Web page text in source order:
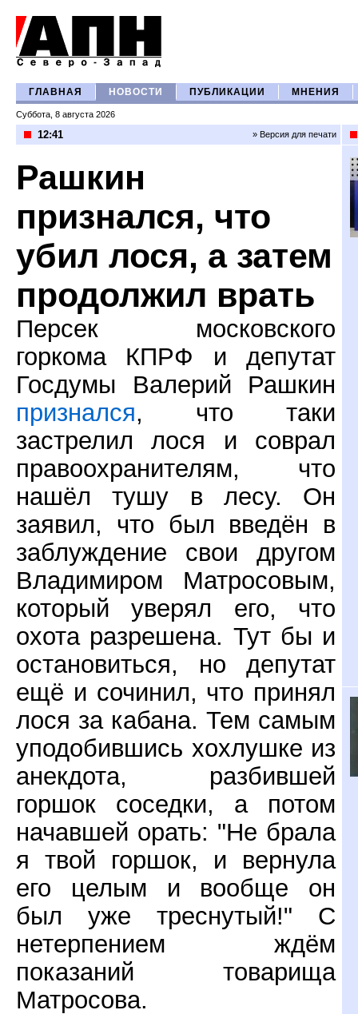
ГЛАВНАЯ НОВОСТИ ПУБЛИКАЦИИ МНЕНИЯ
Суббота, 8 августа 2026
12:41 » Версия для печати
Рашкин
признался, что
убил лося, а затем
продолжил врать
Персек московского
горкома КПРФ и депутат
Госдумы Валерий Рашкин
признался, что таки
застрелил лося и соврал
правоохранителям, что
нашёл тушу в лесу. Он
заявил, что был введён в
заблуждение свои другом
Владимиром Матросовым,
который уверял его, что
охота разрешена. Тут бы и
остановиться, но депутат
ещё и сочинил, что принял
лося за кабана. Тем самым
уподобившись хохлушке из
анекдота, разбившей
горшок соседки, а потом
начавшей орать: "Не брала
я твой горшок, и вернула
его целым и вообще он
был уже треснутый!" С
нетерпением ждём
показаний товарища
Матросова.